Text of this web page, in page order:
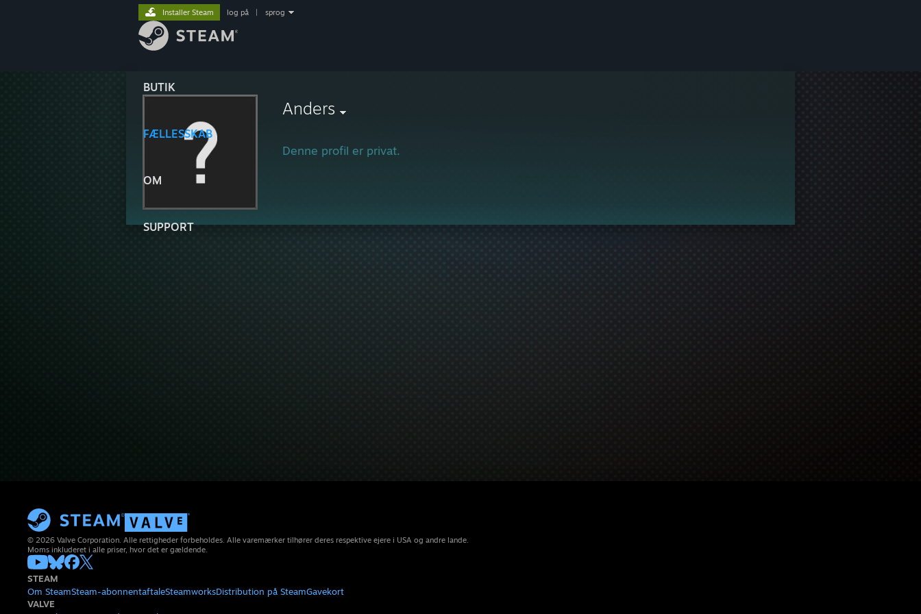
BUTIK
FÆLLESSKAB
OM
SUPPORT
Installer Steam log på sprog
Anders
Denne profil er privat.
© 2026 Valve Corporation. Alle rettigheder forbeholdes. Alle varemærker tilhører deres respektive ejere i USA og andre lande.
Moms inkluderet i alle priser, hvor det er gældende.
STEAM
Om SteamSteam-abonnentaftaleSteamworksDistribution på SteamGavekort
VALVE